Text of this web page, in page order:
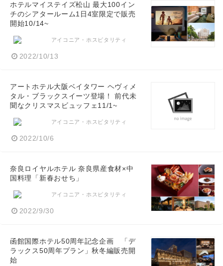
ホテルマイステイズ松山 最大100イン
チのシアタールーム1日4室限定で販売
開始10/14~
アイコニア・ホスピタリティ
2022/10/13
アートホテル大阪ベイタワー ヘヴィメ
タル・ブラックスイーツ登場！ 前代未
聞なクリスマスビュッフェ11/1~
アイコニア・ホスピタリティ
2022/10/6
奈良ロイヤルホテル 奈良県産食材×中
国料理「新春おせち」
アイコニア・ホスピタリティ
2022/9/30
函館国際ホテル50周年記念企画 「デ
ラックス50周年プラン」秋冬編販売開
始